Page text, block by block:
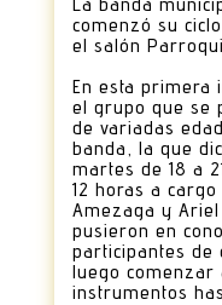
comenzó su
el salón
En esta primera
el grupo que se
de variadas
banda, la que
martes de 18 a
12 horas a
Amezaga y
pusieron en
participantes de
luego comenzar
instrumentos